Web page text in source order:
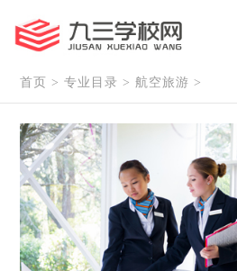
首页 >专业目录 >航空旅游 >